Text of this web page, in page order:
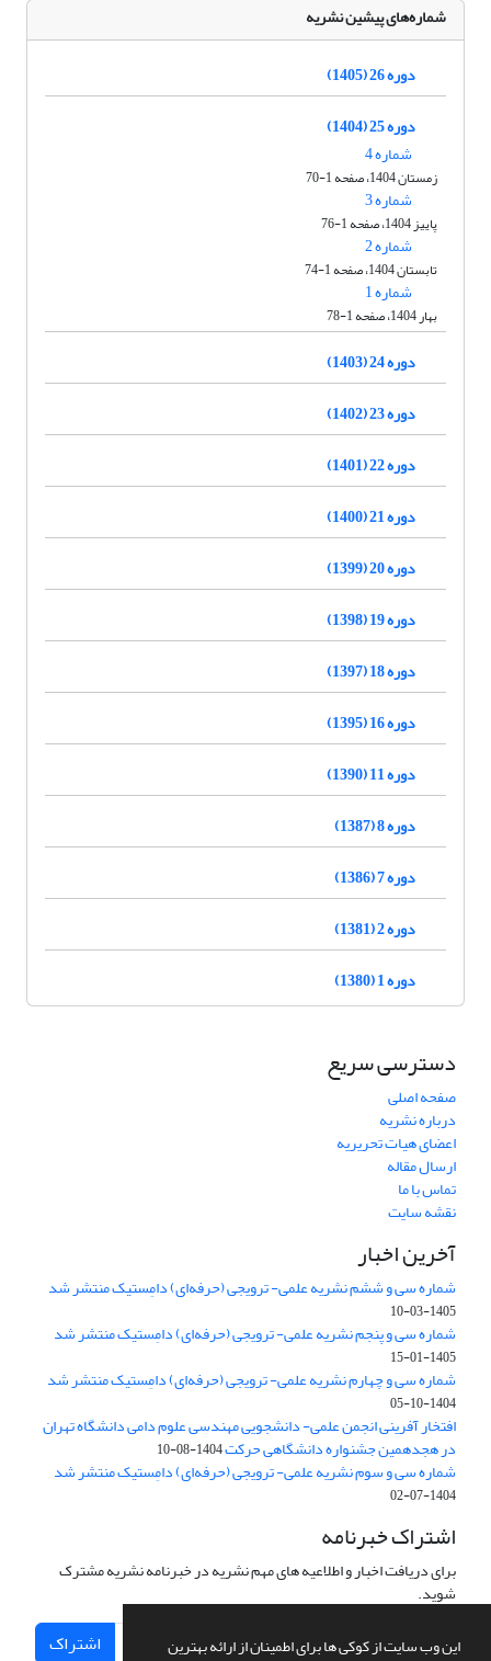
این وب سایت از کوکی ها برای اطمینان از ارائه بهترین
شماره‌های پیشین نشریه
دوره 26 (1405)
دوره 25 (1404)
شماره 4
زمستان 1404، صفحه 1-70
شماره 3
پاییز 1404، صفحه 1-76
شماره 2
تابستان 1404، صفحه 1-74
شماره 1
بهار 1404، صفحه 1-78
دوره 24 (1403)
دوره 23 (1402)
دوره 22 (1401)
دوره 21 (1400)
دوره 20 (1399)
دوره 19 (1398)
دوره 18 (1397)
دوره 16 (1395)
دوره 11 (1390)
دوره 8 (1387)
دوره 7 (1386)
دوره 2 (1381)
دوره 1 (1380)
دسترسی سریع
صفحه اصلی
درباره نشریه
اعضای هیات تحریریه
ارسال مقاله
تماس با ما
نقشه سایت
آخرین اخبار
شماره سی و ششم نشریه علمی- ترویجی (حرفه‌ای) دامِستیک منتشر شد
1405-03-10
شماره سی و پنجم نشریه علمی- ترویجی (حرفه‌ای) دامِستیک منتشر شد
1405-01-15
شماره سی و چهارم نشریه علمی- ترویجی (حرفه‌ای) دامِستیک منتشر شد
1404-10-05
افتخار آفرینی انجمن علمی- دانشجویی مهندسی علوم دامی دانشگاه تهران
در هجدهمین جشنواره دانشگاهی حرکت1404-08-10
شماره سی و سوم نشریه علمی- ترویجی (حرفه‌ای) دامِستیک منتشر شد
1404-07-02
اشتراک خبرنامه
برای دریافت اخبار و اطلاعیه های مهم نشریه در خبرنامه نشریه مشترک
شوید.
اشتراک